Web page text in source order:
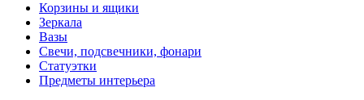
Корзины и ящики
Зеркала
Вазы
Свечи, подсвечники, фонари
Статуэтки
Предметы интерьера